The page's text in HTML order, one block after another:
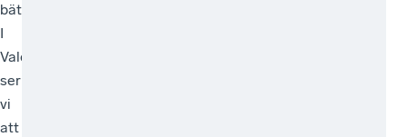
bättre.
I
Valdemarsvik
ser
vi
att